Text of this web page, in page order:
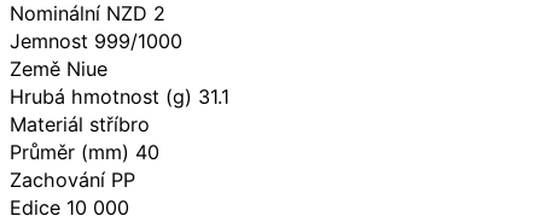
Nominální NZD 2
Jemnost 999/1000
Země Niue
Hrubá hmotnost (g) 31.1
Materiál stříbro
Průměr (mm) 40
Zachování PP
Edice 10 000